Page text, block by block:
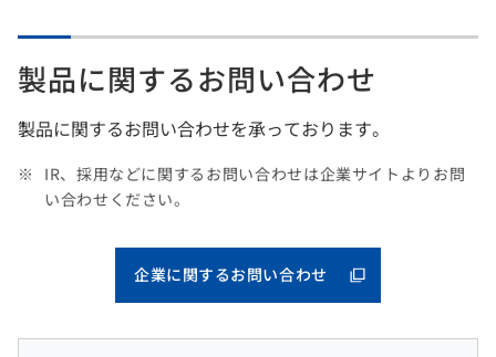
製品に関するお問い合わせ
製品に関するお問い合わせを承っております。
IR、採用などに関するお問い合わせは企業サイトよりお問
い合わせください。
企業に関するお問い合わせ